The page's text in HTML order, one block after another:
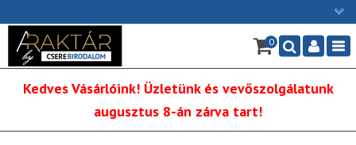
Ügyfélszolgálat: H-P: 9:00 - 16:00
06/1 255-2211
info@cserebirodalom.hu
×
0
Kedves Vásárlóink! Üzletünk és vevőszolgálatunk
augusztus 8-án zárva tart!